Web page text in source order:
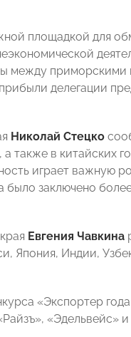
площадкой для
между
делегации
Николай Стецко
также в китайских
играет важную
было заключено
Евгения Чавкина
Япония, Индии,
«Экспортер
«Эдельвейс» и